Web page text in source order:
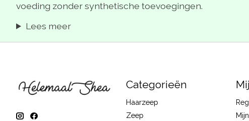
voeding zonder synthetische toevoegingen.
Lees meer
Categorieën
Haarzeep
Zeep